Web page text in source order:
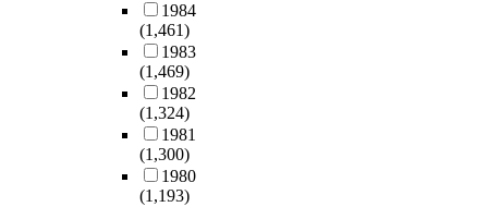
1984
(1,461)
1983
(1,469)
1982
(1,324)
1981
(1,300)
1980
(1,193)